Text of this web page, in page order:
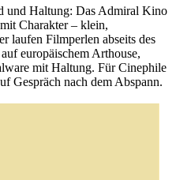
und Haltung: Das Admiral Kino
Charakter – klein,
laufen Filmperlen abseits des
europäischem Arthouse,
mit Haltung. Für Cinephile
Gespräch nach dem Abspann.